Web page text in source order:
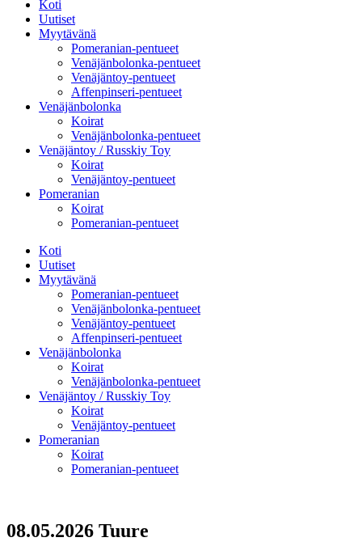
Koti
Uutiset
Myytävänä
Pomeranian-pentueet
Venäjänbolonka-pentueet
Venäjäntoy-pentueet
Affenpinseri-pentueet
Venäjänbolonka
Koirat
Venäjänbolonka-pentueet
Venäjäntoy / Russkiy Toy
Koirat
Venäjäntoy-pentueet
Pomeranian
Koirat
Pomeranian-pentueet
Koti
Uutiset
Myytävänä
Pomeranian-pentueet
Venäjänbolonka-pentueet
Venäjäntoy-pentueet
Affenpinseri-pentueet
Venäjänbolonka
Koirat
Venäjänbolonka-pentueet
Venäjäntoy / Russkiy Toy
Koirat
Venäjäntoy-pentueet
Pomeranian
Koirat
Pomeranian-pentueet
08.05.2026 Tuure